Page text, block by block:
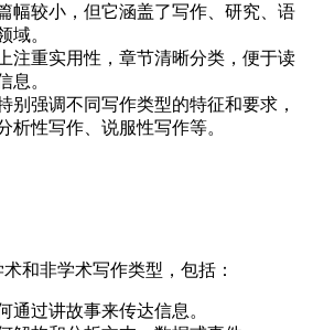
幅较小，但它涵盖了写作、研究、语
域。
注重实用性，章节清晰分类，便于读
息。
别强调不同写作类型的特征和要求，
析性写作、说服性写作等。
和非学术写作类型，包括：
通过讲故事来传达信息。